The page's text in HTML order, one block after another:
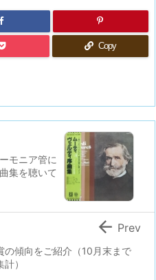
Copy
モニア管に
集を聴いて
の傾向をご紹介（10月末まで
）
 Prev